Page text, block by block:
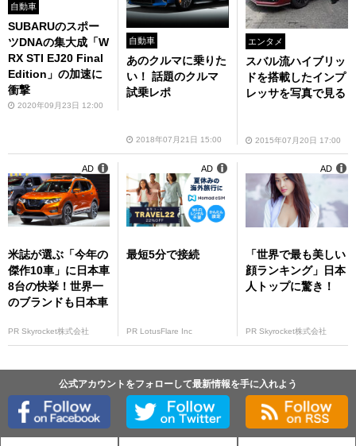
自動車
SUBARUのスポー
ツDNAの集大成「W
RX STI EJ20 Final
Edition」の加速に
衝撃
2020年09月23日 12:00
自動車
あのクルマに乗りた
い！ 話題のクルマ
試乗レポ
2018年07月21日 15:00
エンタメ
スバル流ハイブリッ
ドを搭載したインプ
レッサを写真で見る
2015年07月20日 17:00
米誌が選ぶ「今年の
傑作10車」に日本車
8台の快挙！世界一
のブランドも日本車
PR Skyrocket株式会社
AD
最短5分で接続
PR LotusFlare Inc
AD
「世界で最も美しい
顔ランキング」日本
人トップに驚き！
PR Skyrocket株式会社
AD
公式アカウントをフォローして最新情報を手に入れよう